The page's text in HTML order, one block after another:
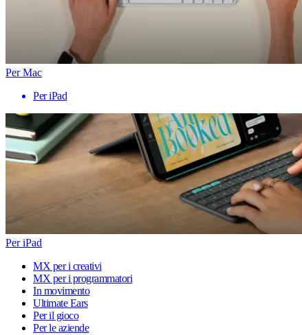
Per Mac
Per iPad
Per iPad
MX per i creativi
MX per i programmatori
In movimento
Ultimate Ears
Per il gioco
Per le aziende